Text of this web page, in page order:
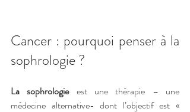
Cancer : pourquoi penser à la
sophrologie ?
La sophrologie est une thérapie – une